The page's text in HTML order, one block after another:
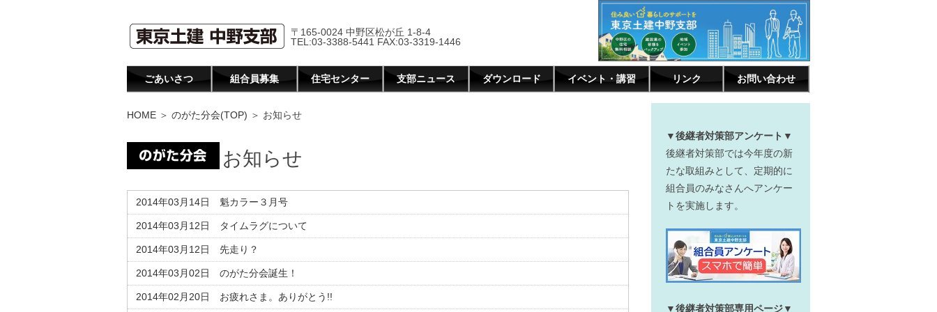
〒165-0024 中野区松が丘 1-8-4
TEL:03-3388-5441 FAX:03-3319-1446
ごあいさつ 組合員募集 住宅センター 支部ニュース ダウンロード イベント・講習 リンク お問い合わせ
HOME ＞ のがた分会(TOP) ＞ お知らせ
お知らせ
2014年03月14日 魁カラー３月号
2014年03月12日 タイムラグについて
2014年03月12日 先走り？
2014年03月02日 のがた分会誕生！
2014年02月20日 お疲れさま。ありがとう!!
▼後継者対策部アンケート▼
後継者対策部では今年度の新
たな取組みとして、定期的に
組合員のみなさんへアンケー
トを実施します。
▼後継者対策部専用ページ▼